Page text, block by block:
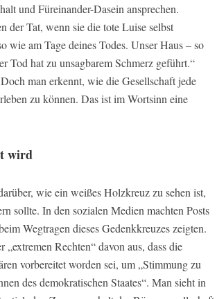
und Füreinander-Dasein ansprechen.
der Tat, wenn sie die tote Luise selbst
wie am Tage deines Todes. Unser Haus – so
Tod hat zu unsagbarem Schmerz geführt.“
man erkennt, wie die Gesellschaft jede
zu können. Das ist im Wortsinn eine
wird
wie ein weißes Holzkreuz zu sehen ist,
sollte. In den sozialen Medien machten Posts
Wegtragen dieses Gedenkkreuzes zeigten.
Rechten“ davon aus, dass die
vorbereitet worden sei, um „Stimmung zu
des demokratischen Staates“. Man sieht in